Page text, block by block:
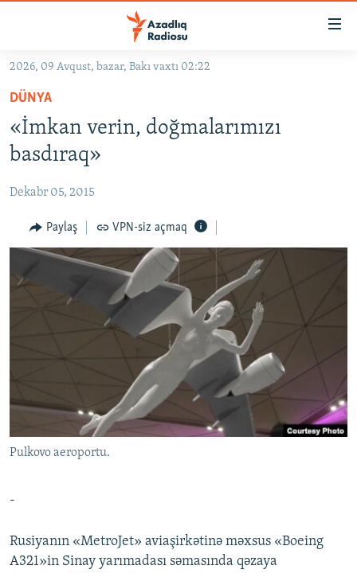
Əsas
qayıt
Əsas
naviqasiyaya
qayıt
Axtarışa
#İZAHLA
KORRUPSIOMETR
FƏRQƏ BAX
QANUNI DOĞRU
ARAŞDIRMA
MULTIMEDIA
AZƏRBAYCAN ƏDƏBIYYATI KITABXANASI
İSLAM VƏ DEMOKRATIYA
İZ - MƏDƏNIYYƏT PROQRAMI
PEŞƏ ETIKASI VƏ JURNALISTIKA STANDARTLARIMIZ
MATERIALLARIMIZDAN ISTIFADƏ
AZADLIQRADIOSU MOBIL TELEFONUNUZDA
BIZI IZLƏ
RFE/RL-in bütün saytları
2026, 09 Avqust, bazar, Bakı vaxtı 02:22
DÜNYA
«İmkan verin, doğmalarımızı
basdıraq»
Dekabr 05, 2015
Paylaş VPN-siz açmaq
Pulkovo aeroportu.
-
Rusiyanın «MetroJet» aviaşirkətinə məxsus «Boeing
A321»in Sinay yarımadası səmasında qəzaya